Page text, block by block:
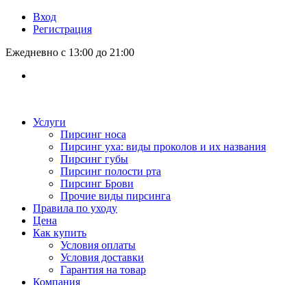
Вход
Регистрация
Ежедневно с 13:00 до 21:00
Услуги
Пирсинг носа
Пирсинг уха: виды проколов и их названия
Пирсинг губы
Пирсинг полости рта
Пирсинг Брови
Прочие виды пирсинга
Правила по уходу
Цена
Как купить
Условия оплаты
Условия доставки
Гарантия на товар
Компания